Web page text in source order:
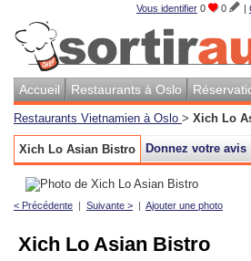
Vous identifier 0 0 |
Accueil Restaurants à Oslo
Restaurants Vietnamien à Oslo > Xich Lo
Xich Lo Asian Bistro Donnez votre avis
< Précédente | Suivante > | Ajouter une photo
Xich Lo Asian Bistro